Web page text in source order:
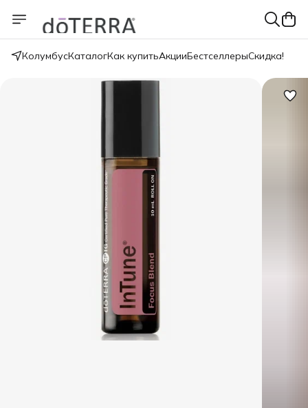
КолумбусКаталогКак купитьАкцииБестселлерыСкидка!